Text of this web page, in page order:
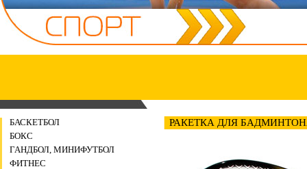
БАСКЕТБОЛ
БОКС
ГАНДБОЛ, МИНИФУТБОЛ
ФИТНЕС
РАКЕТКА ДЛЯ БАДМИНТОНА